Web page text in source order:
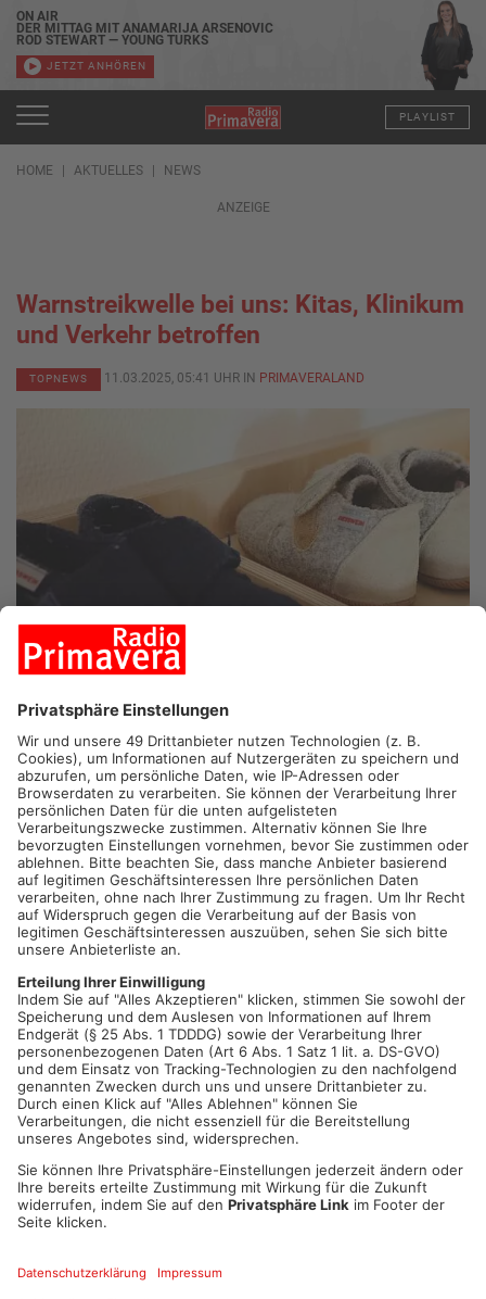
ON AIR
DER MITTAG MIT ANAMARIJA ARSENOVIC
ROD STEWART — YOUNG TURKS
JETZT ANHÖREN
PLAYLIST
HOME AKTUELLES NEWS
ANZEIGE
Warnstreikwelle bei uns: Kitas, Klinikum
und Verkehr betroffen
TOPNEWS 11.03.2025, 05:41 UHR IN PRIMAVERALAND
HANAU/OBERTSHAUSEN/DIEBURG.Im hessischen Teil des
Primaveralandes müssen sich viele Eltern heute nach einer
Ersatzbetreuung für ihre Kinder umschauen. Im Main-Kinzig-
Kreis sind zahlreiche Beschäftigte von Kitas aufgerufen, die
Arbeit nieder zu legen. Die Warnstreikwelle des öffentlichen
Dienstes betrifft heute auch wieder das Klinikum und die
Müllabfuhr in Hanau.Im Kreis Darmstadt-Dieburg sind darüber
hinaus die Beschäftigten der Kreisbehörden zum Ausstand
aufgerufen. Zwischen Obertshausen und Offenbach fahren
außerdem wahrscheinlich keine Busse der Offenbacher
Artikel teilen
ANZEIGE
Mehr aus